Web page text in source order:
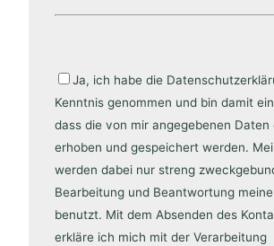
Ja, ich habe die
Kenntnis genommen und bin damit
dass die von mir angegebenen Daten
erhoben und gespeichert werden.
werden dabei nur streng
Bearbeitung und Beantwortung
benutzt. Mit dem Absenden des
erkläre ich mich mit der Verarbeitung